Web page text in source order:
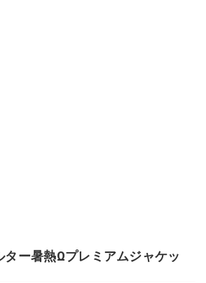
ター暑熱Ωプレミアムジャケッ